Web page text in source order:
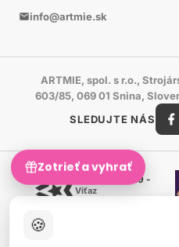
info@artmie.sk
ARTMIE, spol. s r.o.,
603/85, 069 01 Snina,
SLEDUJTE NÁS
Shoproku 2019 -
Víťaz
🍪
Zotrieť a vyhrať